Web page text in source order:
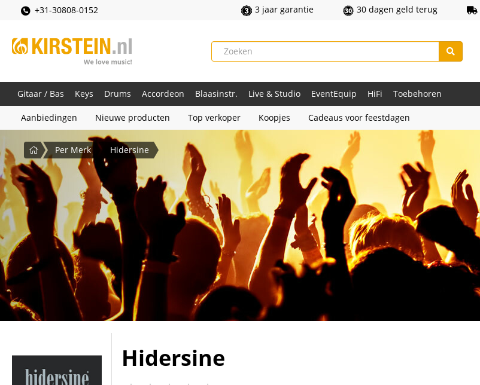
+31-30808-0152 3 jaar garantie 30 dagen geld terug
Gitaar / Bas Keys Drums Accordeon Blaasinstr. Live & Studio EventEquip HiFi Toebehoren
Aanbiedingen Nieuwe producten Top verkoper Koopjes Cadeaus voor feestdagen
Startpagina
Per Merk Hidersine
Hidersine